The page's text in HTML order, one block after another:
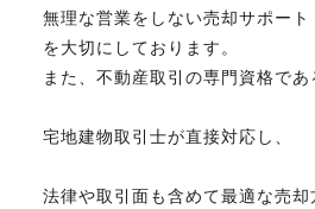
無理な営業をしない売却サポート
を大切にしております。
また、不動産取引の専門資格であ
宅地建物取引士が直接対応し、
法律や取引面も含めて最適な売却